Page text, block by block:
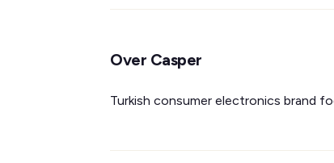
Over Casper
Turkish consumer electronics brand